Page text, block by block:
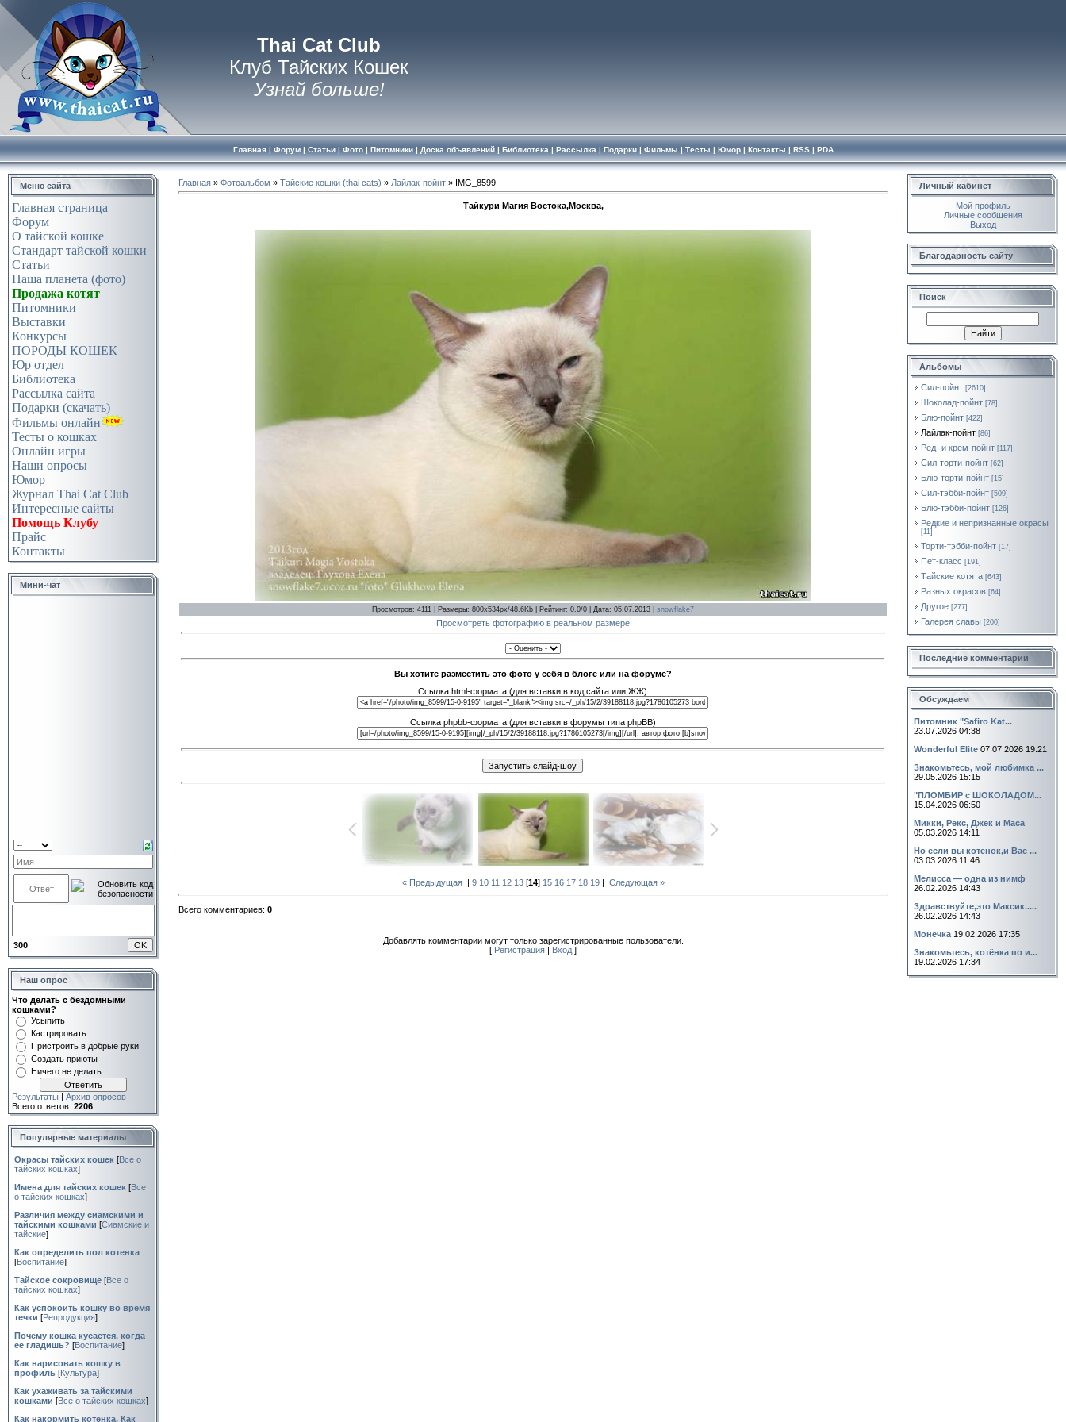
Thai Cat Club
Клуб Тайских Кошек
Узнай больше!
Главная| Форум| Статьи| Фото| Питомники| Доска объявлений| Библиотека | Рассылка | Подарки| Фильмы | Тесты | Юмор| Контакты | RSS| PDA
Меню сайта
Главная страница
Форум
О тайской кошке
Стандарт тайской кошки
Статьи
Наша планета (фото)
Продажа котят
Питомники
Выставки
Конкурсы
ПОРОДЫ КОШЕК
Юр отдел
Библиотека
Рассылка сайта
Подарки (скачать)
Фильмы онлайн
Тесты о кошках
Онлайн игры
Наши опросы
Юмор
Журнал Thai Cat Club
Интересные сайты
Помощь Клубу
Прайс
Контакты
Мини-чат
300
Наш опрос
Что делать с бездомными
кошками?
Усыпить
Кастрировать
Пристроить в добрые руки
Создать приюты
Ничего не делать
Результаты | Архив опросов
Всего ответов: 2206
Популярные материалы
Окрасы тайских кошек [Все о
тайских кошках]
Имена для тайских кошек [Все
о тайских кошках]
Различия между сиамскими и
тайскими кошками [Сиамские и
тайские]
Как определить пол котенка
[Воспитание]
Тайское сокровище [Все о
тайских кошках]
Как успокоить кошку во время
течки [Репродукция]
Почему кошка кусается, когда
ее гладишь? [Воспитание]
Как нарисовать кошку в
профиль [Культура]
Как ухаживать за тайскими
кошками [Все о тайских кошках]
Как накормить котенка. Как
Главная » Фотоальбом » Тайские кошки (thai cats) » Лайлак-пойнт » IMG_8599
Тайкури Магия Востока,Москва,
Просмотров: 4111 | Размеры: 800x534px/48.6Kb | Рейтинг: 0.0/0 | Дата: 05.07.2013 | snowflake7
Просмотреть фотографию в реальном размере
Вы хотите разместить это фото у себя в блоге или на форуме?
Ссылка html-формата (для вставки в код сайта или ЖЖ)
Ссылка phpbb-формата (для вставки в форумы типа phpBB)
« Предыдущая| 9 10 11 12 13[14] 15 16 17 18 19| Следующая »
Всего комментариев: 0
Добавлять комментарии могут только зарегистрированные пользователи.
[ Регистрация Вход ]
Личный кабинет
Мой профиль
Личные сообщения
Выход
Благодарность сайту
Поиск
Альбомы
Сил-пойнт [2610]
Шоколад-пойнт [78]
Блю-пойнт [422]
Лайлак-пойнт [86]
Ред- и крем-пойнт [117]
Сил-торти-пойнт [62]
Блю-торти-пойнт [15]
Сил-тэбби-пойнт [509]
Блю-тэбби-пойнт [126]
Редкие и непризнанные окрасы
[11]
Торти-тэбби-пойнт [17]
Пет-класс [191]
Тайские котята [643]
Разных окрасов [64]
Другое [277]
Галерея славы [200]
Последние комментарии
Обсуждаем
Питомник "Safiro Kat...
23.07.2026 04:38
Wonderful Elite 07.07.2026 19:21
Знакомьтесь, мой любимка ...
29.05.2026 15:15
"ПЛОМБИР с ШОКОЛАДОМ...
15.04.2026 06:50
Микки, Рекс, Джек и Маса
05.03.2026 14:11
Но если вы котенок,и Вас ...
03.03.2026 11:46
Мелисса — одна из нимф
26.02.2026 14:43
Здравствуйте,это Максик.....
26.02.2026 14:43
Монечка 19.02.2026 17:35
Знакомьтесь, котёнка по и...
19.02.2026 17:34